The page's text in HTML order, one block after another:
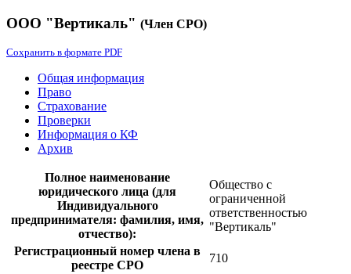
ООО "Вертикаль" (Член СРО)
Сохранить в формате PDF
Общая информация
Право
Страхование
Проверки
Информация о КФ
Архив
Полное наименование
юридического лица (для
Индивидуального
предпринимателя: фамилия, имя,
отчество):
Общество с
ограниченной
ответственностью
"Вертикаль"
Регистрационный номер члена в
реестре СРО
710